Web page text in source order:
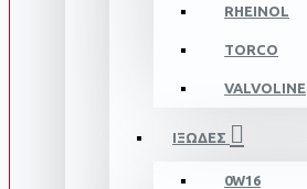
RHEINOL
TORCO
VALVOLINE
ΙΞΩΔΕΣ
0W16